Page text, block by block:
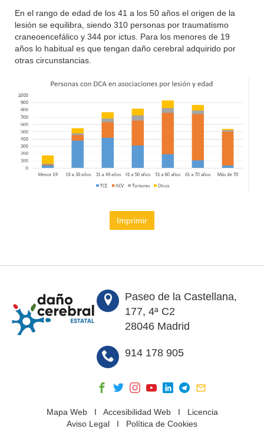
En el rango de edad de los 41 a los 50 años el origen de la
lesión se equilibra, siendo 310 personas por traumatismo
craneoencefálico y 344 por ictus. Para los menores de 19
años lo habitual es que tengan daño cerebral adquirido por
otras circunstancias.
Imprimir
Paseo de la Castellana,
177, 4ª C2
28046 Madrid
914 178 905
Mapa WebI Accesibilidad WebI Licencia
Aviso Legal I Política de Cookies